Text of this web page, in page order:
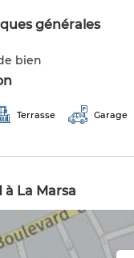
générales
bien
Terrasse Garage
à La Marsa